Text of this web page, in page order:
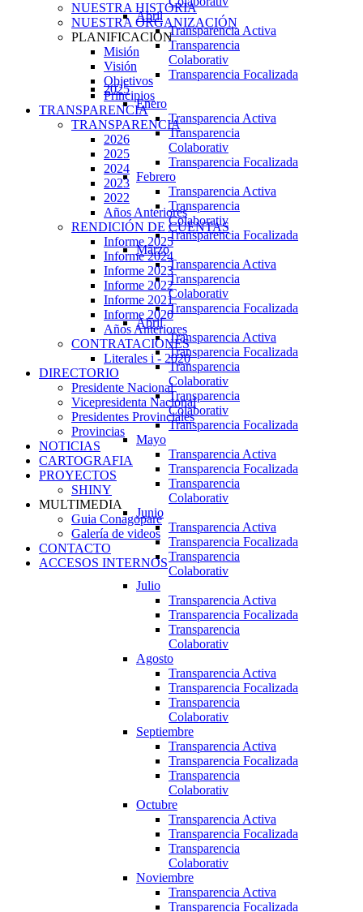
Abril
Transparencia Activa
Transparencia
Colaborativ
Transparencia Focalizada
2025
Enero
Transparencia Activa
Transparencia
Colaborativ
Transparencia Focalizada
Febrero
Transparencia Activa
Transparencia
Colaborativ
Transparencia Focalizada
Marzo
Transparencia Activa
Transparencia
Colaborativ
Transparencia Focalizada
Abril
Transparencia Activa
Transparencia Focalizada
Transparencia
Colaborativ
Transparencia
Colaborativ
Transparencia Focalizada
Mayo
Transparencia Activa
Transparencia Focalizada
Transparencia
Colaborativ
Junio
Transparencia Activa
Transparencia Focalizada
Transparencia
Colaborativ
Julio
Transparencia Activa
Transparencia Focalizada
Transparencia
Colaborativ
Agosto
Transparencia Activa
Transparencia Focalizada
Transparencia
Colaborativ
Septiembre
Transparencia Activa
Transparencia Focalizada
Transparencia
Colaborativ
Octubre
Transparencia Activa
Transparencia Focalizada
Transparencia
Colaborativ
Noviembre
Transparencia Activa
Transparencia Focalizada
NUESTRA HISTORIA
NUESTRA ORGANIZACIÓN
PLANIFICACIÓN
Misión
Visión
Objetivos
Principios
TRANSPARENCIA
TRANSPARENCIA
2026
2025
2024
2023
2022
Años Anteriores
RENDICIÓN DE CUENTAS
Informe 2025
Informe 2024
Informe 2023
Informe 2022
Informe 2021
Informe 2020
Años Anteriores
CONTRATACIONES
Literales i - 2020
DIRECTORIO
Presidente Nacional
Vicepresidenta Nacional
Presidentes Provinciales
Provincias
NOTICIAS
CARTOGRAFIA
PROYECTOS
SHINY
MULTIMEDIA
Guia Conagopare
Galería de videos
CONTACTO
ACCESOS INTERNOS